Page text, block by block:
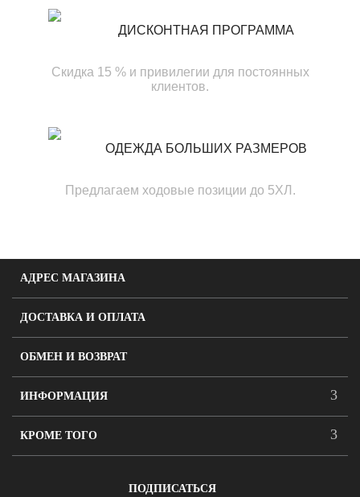
ДИСКОНТНАЯ ПРОГРАММА
Скидка 15 % и привилегии для постоянных
клиентов.
ОДЕЖДА БОЛЬШИХ РАЗМЕРОВ
Предлагаем ходовые позиции до 5ХЛ.
АДРЕС МАГАЗИНА
ДОСТАВКА И ОПЛАТА
ОБМЕН И ВОЗВРАТ
ИНФОРМАЦИЯ
КРОМЕ ТОГО
ПОДПИСАТЬСЯ